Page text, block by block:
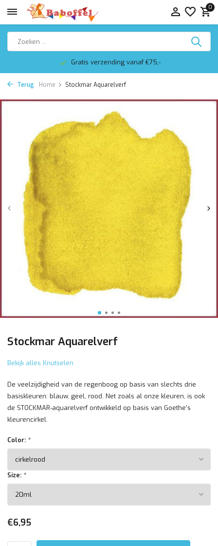
0
Gratis verzending vanaf €75,-
Terug Home Stockmar Aquarelverf
Stockmar Aquarelverf
Bekijk alles Knutselen
De veelzijdigheid van de regenboog op basis van slechts drie
basiskleuren: blauw, geel, rood. Net zoals al onze kleuren, is ook
de STOCKMAR-aquarelverf ontwikkeld op basis van Goethe's
kleurencirkel.
Color: *
Size: *
€6,95